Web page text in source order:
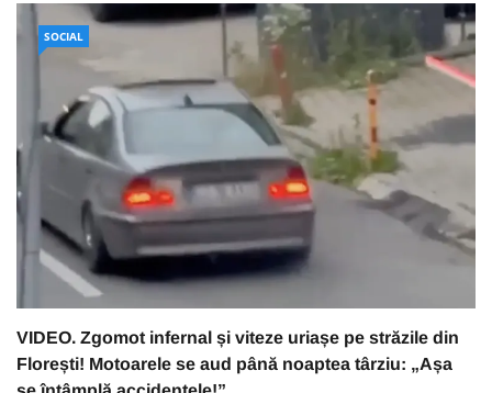
SOCIAL
VIDEO. Zgomot infernal și viteze uriașe pe străzile din
Florești! Motoarele se aud până noaptea târziu: „Așa